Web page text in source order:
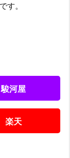
す。
駿河屋
楽天